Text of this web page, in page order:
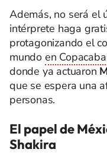
Además, no será el
intérprete haga
protagonizando el
mundo en
donde ya actuaron
que se espera una
personas.
El papel de
Shakira